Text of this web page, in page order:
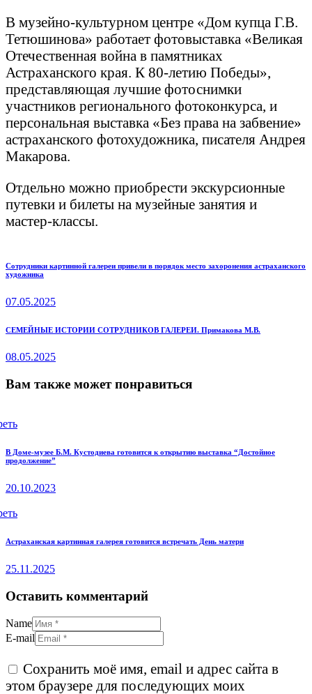
В музейно-культурном центре «Дом купца Г.В.
Тетюшинова» работает фотовыставка «Великая
Отечественная война в памятниках
Астраханского края. К 80-летию Победы»,
представляющая лучшие фотоснимки
участников регионального фотоконкурса, и
персональная выставка «Без права на забвение»
астраханского фотохудожника, писателя Андрея
Макарова.
Отдельно можно приобрести экскурсионные
путевки и билеты на музейные занятия и
мастер-классы.
Навигация
записям
Previous
post:
Сотрудники картинной галереи привели в порядок место захоронения астраханского
художника
07.05.2025
Next
СЕМЕЙНЫЕ ИСТОРИИ СОТРУДНИКОВ ГАЛЕРЕИ. Примакова М.В.
08.05.2025
Вам также может понравиться
В Доме-музее Б.М. Кустодиева готовится к открытию выставка “Достойное
продолжение”
20.10.2023
Астраханская картинная галерея готовится встречать День матери
25.11.2025
Оставить комментарий
Name
E-mail
Сохранить моё имя, email и адрес сайта в
этом браузере для последующих моих